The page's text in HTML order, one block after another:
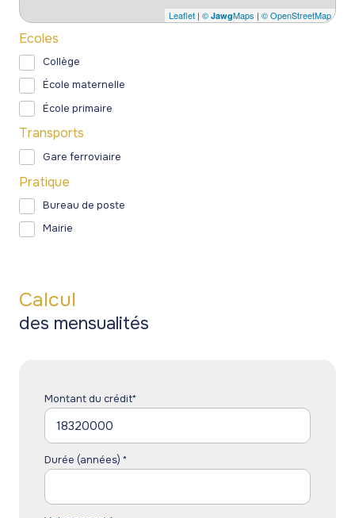
Leaflet | © JawgMaps | © OpenStreetMap
Ecoles
Collège
École maternelle
École primaire
Transports
Gare ferroviaire
Pratique
Bureau de poste
Mairie
Calcul
des mensualités
Montant du crédit*
Durée (années) *